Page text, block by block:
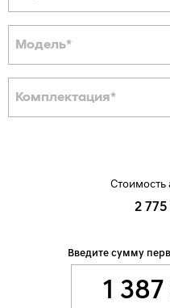
Модель*
Комплектация*
Стоимость
2
Введите сумму